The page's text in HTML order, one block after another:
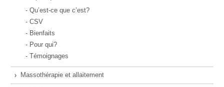
- Qu’est-ce que c’est?
- CSV
- Bienfaits
- Pour qui?
- Témoignages
Massothérapie et allaitement